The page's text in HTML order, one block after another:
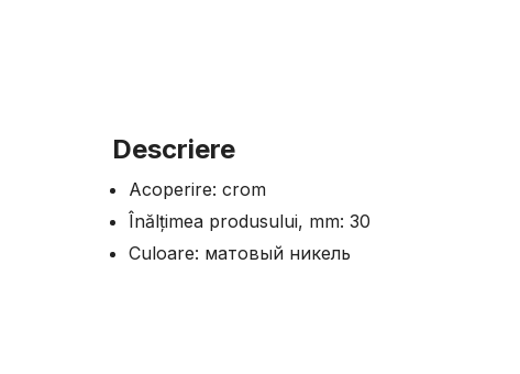
Descriere
Acoperire: crom
Înălțimea produsului, mm: 30
Culoare: матовый никель